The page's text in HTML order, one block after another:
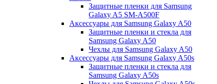
Защитные пленки для Samsung
Galaxy A5 SM-A500F
Аксессуары для Samsung Galaxy A50
Защитные пленки и стекла для
Samsung Galaxy A50
Чехлы для Samsung Galaxy A50
Аксессуары для Samsung Galaxy A50s
Защитные пленки и стекла для
Samsung Galaxy A50s